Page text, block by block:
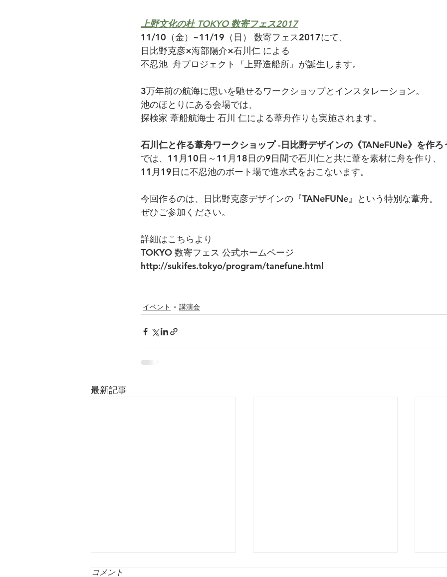
上野文化の杜 TOKYO 数寄フェス2017
11/10（金）~11/19（日） 数寄フェス2017にて、
日比野克彦×海部陽介×石川仁 による
不忍池  舟プロジェクト『上野造船所』が誕生します。
3万年前の航海に思いを馳せるワークショップとインスタレーション。
池のほとりにある会場では、
探検家 葦船航海士 ⽯川 仁による葦舟作りも実施されます。
石川仁と作る葦舟ワークショップ -日比野デザインの《TANeFUNe》を作ろ
では、11月10日～11月18日の9日間で石川仁と共に葦を素材に舟を作り、
11月19日に不忍池のボート場で進水式をおこないます。
今回作るのは、日比野克彦デザインの『TANeFUNe』という特別な葦舟。
ぜひご参加ください。
詳細はこちらより
TOKYO 数寄フェス 公式ホームページ
http://sukifes.tokyo/program/tanefune.html
イベント 講演会
最新記事
コメント